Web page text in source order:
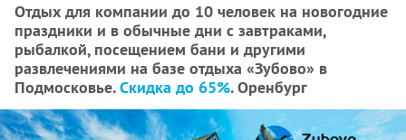
Отдых для компании до 10 человек на новогодние
праздники и в обычные дни с завтраками,
рыбалкой, посещением бани и другими
развлечениями на базе отдыха «Зубово» в
Подмосковье.Скидка до 65%. Оренбург